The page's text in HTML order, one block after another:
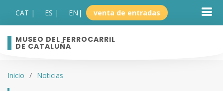
CAT | ES | EN | venta de entradas
MUSEO DEL FERROCARRIL
DE CATALUÑA
Inicio Noticias